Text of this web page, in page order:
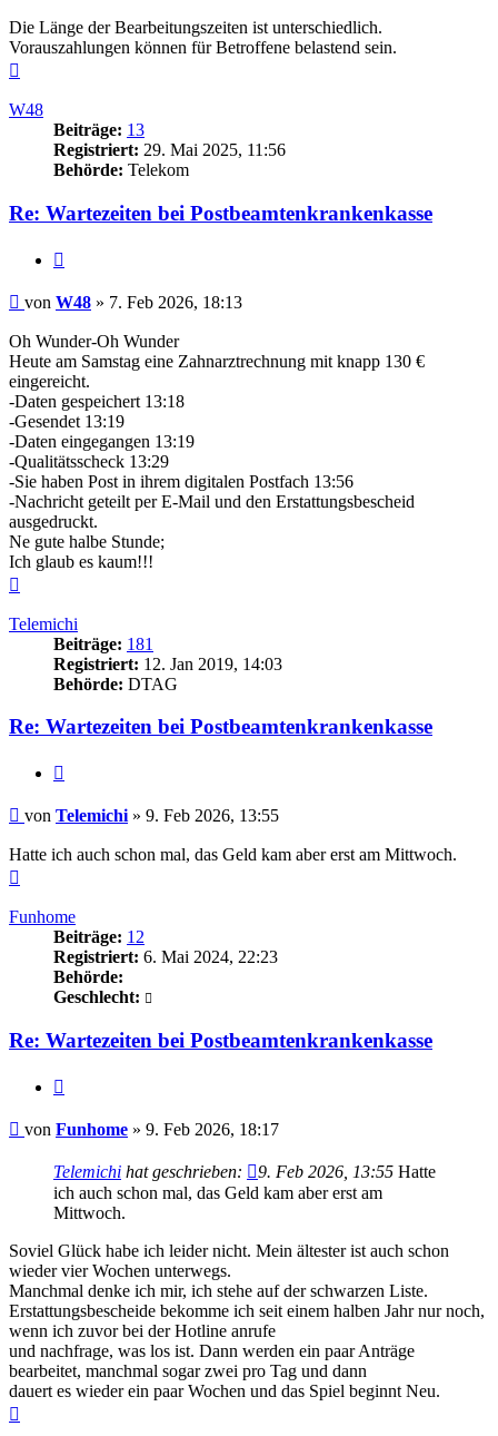
Die Länge der Bearbeitungszeiten ist unterschiedlich.
Vorauszahlungen können für Betroffene belastend sein.
W48
Beiträge: 13
Registriert: 29. Mai 2025, 11:56
Behörde: Telekom
Re: Wartezeiten bei Postbeamtenkrankenkasse
Beitrag
von W48 » 7. Feb 2026, 18:13
Oh Wunder-Oh Wunder
Heute am Samstag eine Zahnarztrechnung mit knapp 130 €
eingereicht.
-Daten gespeichert 13:18
-Gesendet 13:19
-Daten eingegangen 13:19
-Qualitätsscheck 13:29
-Sie haben Post in ihrem digitalen Postfach 13:56
-Nachricht geteilt per E-Mail und den Erstattungsbescheid
ausgedruckt.
Ne gute halbe Stunde;
Ich glaub es kaum!!!
Telemichi
Beiträge: 181
Registriert: 12. Jan 2019, 14:03
Behörde: DTAG
Re: Wartezeiten bei Postbeamtenkrankenkasse
Beitrag
von Telemichi » 9. Feb 2026, 13:55
Hatte ich auch schon mal, das Geld kam aber erst am Mittwoch.
Funhome
Beiträge: 12
Registriert: 6. Mai 2024, 22:23
Behörde:
Geschlecht:
Re: Wartezeiten bei Postbeamtenkrankenkasse
Beitrag
von Funhome » 9. Feb 2026, 18:17
Telemichi hat geschrieben: 9. Feb 2026, 13:55 Hatte
ich auch schon mal, das Geld kam aber erst am
Mittwoch.
Soviel Glück habe ich leider nicht. Mein ältester ist auch schon
wieder vier Wochen unterwegs.
Manchmal denke ich mir, ich stehe auf der schwarzen Liste.
Erstattungsbescheide bekomme ich seit einem halben Jahr nur noch,
wenn ich zuvor bei der Hotline anrufe
und nachfrage, was los ist. Dann werden ein paar Anträge
bearbeitet, manchmal sogar zwei pro Tag und dann
dauert es wieder ein paar Wochen und das Spiel beginnt Neu.